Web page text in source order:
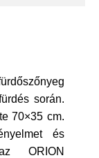
során.
70×35 cm.
és
ORION